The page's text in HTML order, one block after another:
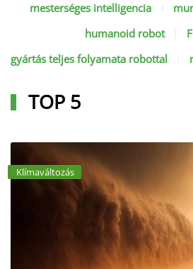
mesterséges intelligencia
humanoid robot
gyártás teljes folyamata robottal
TOP 5
Klímaváltozás